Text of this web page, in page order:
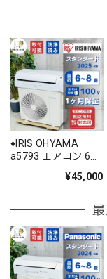
♦️IRIS OHYAMA
a5793 エアコン 6畳
¥45,000